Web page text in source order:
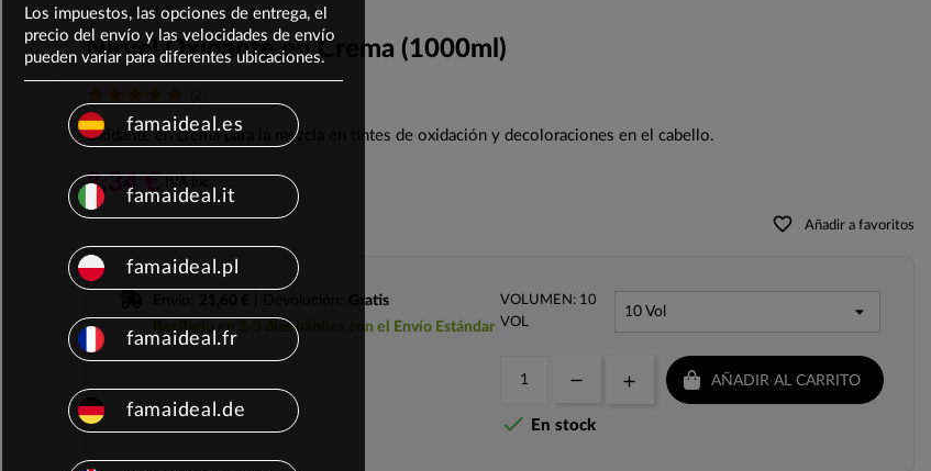
Marca: NIRVEL
Nirvel Oxidante en Crema (1000ml)
Oxidante en crema para la mezcla en tintes de oxidación y decoloraciones en el cabello.
3,34 €
favorite_border Añadir a favoritos
Gratis
Recíbelo en 2-3 días hábiles con el Envío Estándar
VOLUMEN: 10
VOL
AÑADIR AL CARRITO
 En stock
Los impuestos, las opciones de entrega, el
precio del envío y las velocidades de envío
pueden variar para diferentes ubicaciones.
famaideal.es
famaideal.it
famaideal.pl
famaideal.fr
famaideal.de